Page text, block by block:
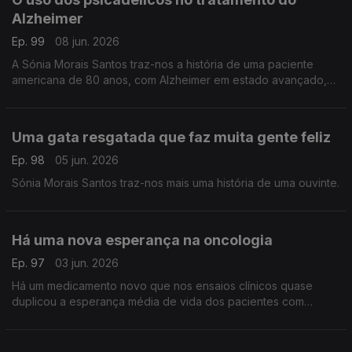
Alzheimer
Ep. 99
08 jun. 2026
A Sónia Morais Santos traz-nos a história de uma paciente
americana de 80 anos, com Alzheimer em estado avançado,
Uma gata resgatada que faz muita gente feliz
Ep. 98
05 jun. 2026
Sónia Morais Santos traz-nos mais uma história de uma ouvinte.
Há uma nova esperança na oncologia
Ep. 97
03 jun. 2026
Há um medicamento novo que nos ensaios clínicos quase
duplicou a esperança média de vida dos pacientes com